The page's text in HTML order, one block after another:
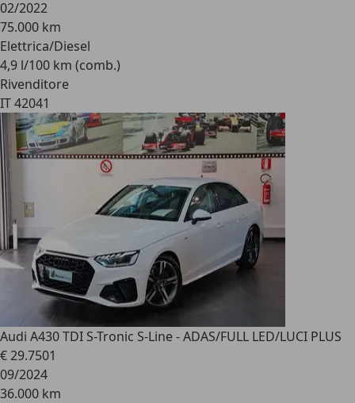
02/2022
75.000 km
Elettrica/Diesel
4,9 l/100 km (comb.)
Rivenditore
IT 42041
Audi A430 TDI S-Tronic S-Line - ADAS/FULL LED/LUCI PLUS
€ 29.7501
09/2024
36.000 km